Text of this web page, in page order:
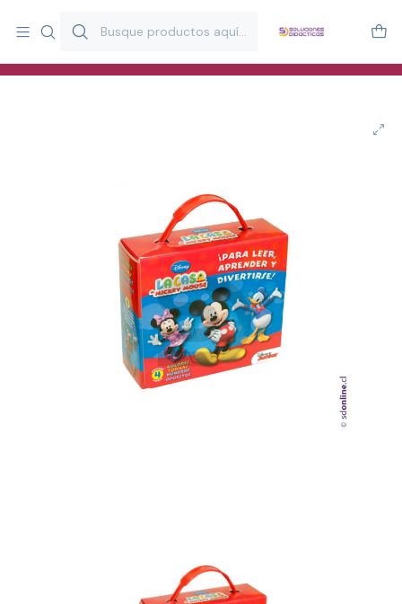
y estimulación infantil en Chile.
Especialistas en recursos educativos para aulas, terapeutas y